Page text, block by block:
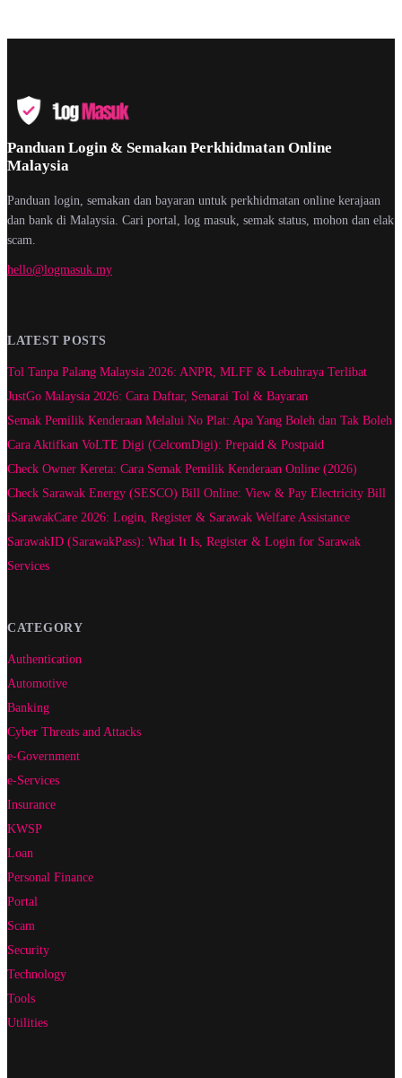
Panduan Login & Semakan Perkhidmatan Online
Malaysia
Panduan login, semakan dan bayaran untuk perkhidmatan online kerajaan
dan bank di Malaysia. Cari portal, log masuk, semak status, mohon dan elak
scam.
hello@logmasuk.my
LATEST POSTS
Tol Tanpa Palang Malaysia 2026: ANPR, MLFF & Lebuhraya Terlibat
JustGo Malaysia 2026: Cara Daftar, Senarai Tol & Bayaran
Semak Pemilik Kenderaan Melalui No Plat: Apa Yang Boleh dan Tak Boleh
Cara Aktifkan VoLTE Digi (CelcomDigi): Prepaid & Postpaid
Check Owner Kereta: Cara Semak Pemilik Kenderaan Online (2026)
Check Sarawak Energy (SESCO) Bill Online: View & Pay Electricity Bill
iSarawakCare 2026: Login, Register & Sarawak Welfare Assistance
SarawakID (SarawakPass): What It Is, Register & Login for Sarawak
Services
CATEGORY
Authentication
Automotive
Banking
Cyber Threats and Attacks
e-Government
e-Services
Insurance
KWSP
Loan
Personal Finance
Portal
Scam
Security
Technology
Tools
Utilities